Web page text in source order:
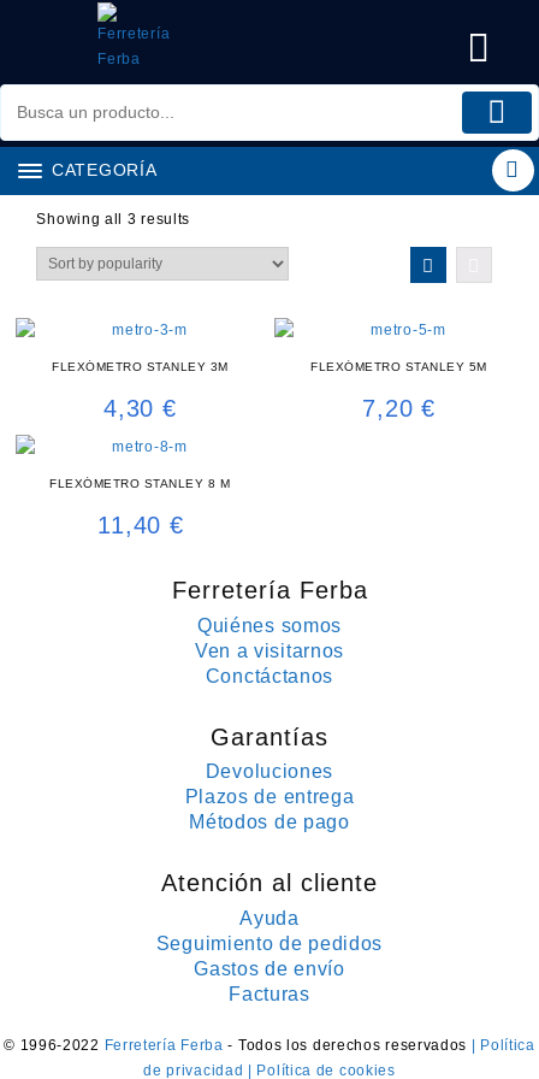
CATEGORÍA
Showing all 3 results
FLEXÓMETRO STANLEY 3M
4,30 €
FLEXÓMETRO STANLEY 5M
7,20 €
FLEXÓMETRO STANLEY 8 M
11,40 €
Ferretería Ferba
Quiénes somos
Ven a visitarnos
Conctáctanos
Garantías
Devoluciones
Plazos de entrega
Métodos de pago
Atención al cliente
Ayuda
Seguimiento de pedidos
Gastos de envío
Facturas
© 1996-2022 Ferretería Ferba- Todos los derechos reservados
| Política
de privacidad
| Política de cookies